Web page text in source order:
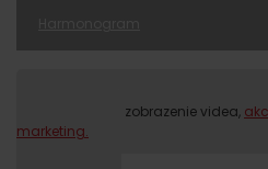
Prosím, pre zobrazenie videa,
marketing.